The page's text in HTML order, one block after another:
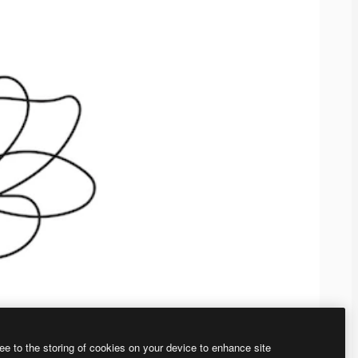
to the storing of cookies on your device to enhance site